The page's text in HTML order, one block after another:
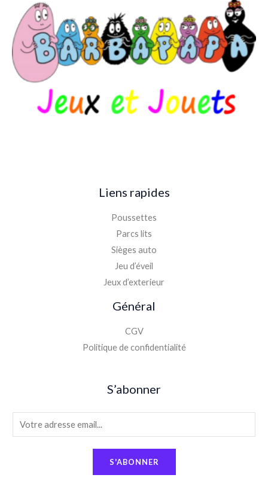
Liens rapides
Poussettes
Parcs lits
Sièges auto
Jeu d’éveil
Jeux d’exterieur
Général
CGV
Politique de confidentialité
S’abonner
m
S'ABONNER